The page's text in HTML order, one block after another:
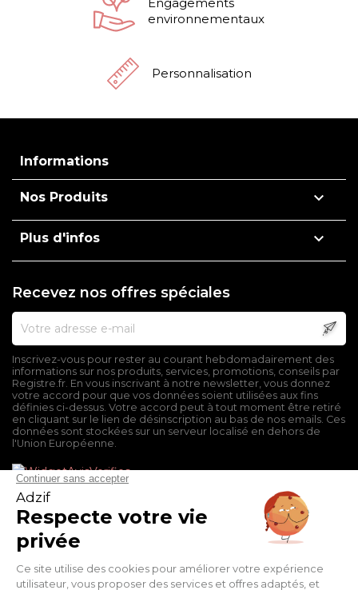
environnementaux
Personnalisation
Informations
Nos Produits 
Plus d'infos 
Recevez nos offres spéciales
Inscrivez-vous pour rester au courant hebdomadairement des
informations sur nos produits, services, promotions, conseils par
Registre.fr. En vous inscrivant à notre newsletter, vous donnez
votre accord pour que vos données soient utilisées aux fins
définies ci-dessus. Votre accord peut à tout moment être retiré
en cliquant sur le lien de désinscription au bas de nos emails. Ces
données sont stockées sur un serveur localisé en dehors de
l'Union Européenne.
Conditions générales de vente